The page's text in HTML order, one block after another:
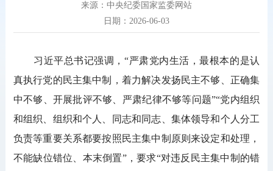
来源：中央纪委国家监委网站
日期：2026-06-03
习近平总书记强调，“严肃党内生活，最根本的是认
真执行党的民主集中制，着力解决发扬民主不够、正确集
中不够、开展批评不够、严肃纪律不够等问题”“党内组织
和组织、组织和个人、同志和同志、集体领导和个人分工
负责等重要关系都要按照民主集中制原则来设定和处理，
不能缺位错位、本末倒置”，要求“对违反民主集中制的错